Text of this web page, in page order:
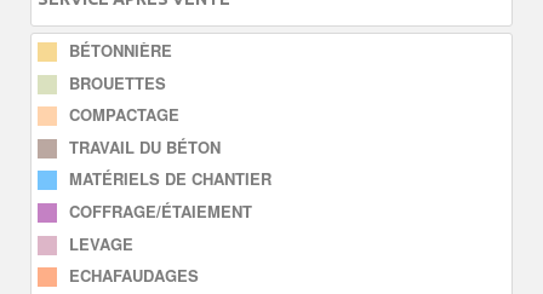
BÉTONNIÈRE
BROUETTES
COMPACTAGE
TRAVAIL DU BÉTON
MATÉRIELS DE CHANTIER
COFFRAGE/ÉTAIEMENT
LEVAGE
ECHAFAUDAGES